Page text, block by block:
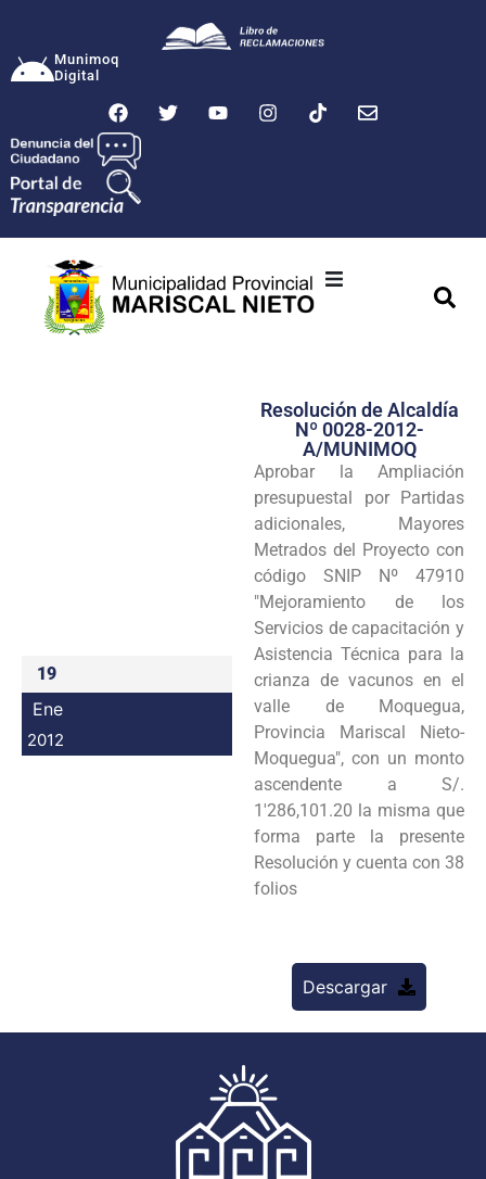
Munimoq
Digital
Transparencia
Seguridad
Programas
Intranet
19
Ene
2012
Resolución de Alcaldía
Nº 0028-2012-
A/MUNIMOQ
Aprobar la Ampliación
presupuestal por Partidas
adicionales, Mayores
Metrados del Proyecto con
código SNIP Nº 47910
"Mejoramiento de los
Servicios de capacitación y
Asistencia Técnica para la
crianza de vacunos en el
valle de Moquegua,
Provincia Mariscal Nieto-
Moquegua", con un monto
ascendente a S/.
1'286,101.20 la misma que
forma parte la presente
Resolución y cuenta con 38
folios
Descargar